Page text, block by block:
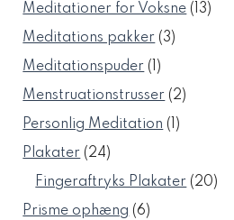
Meditationer for Voksne 1313
Meditations pakker 33
Meditationspuder 11
vare
Menstruationstrusser 22
Personlig Meditation 11
Plakater 2424
varer
Fingeraftryks Plakater 2020
Prisme ophæng 66